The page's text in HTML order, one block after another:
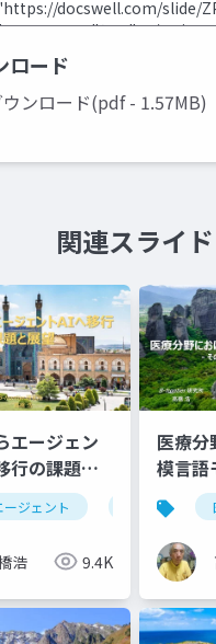
ロード
ンロード(pdf - 1.57MB)
関連スライド
エージェン
行の課題と
ージェント エージェントai
浩 9.4K
医療分
模言語